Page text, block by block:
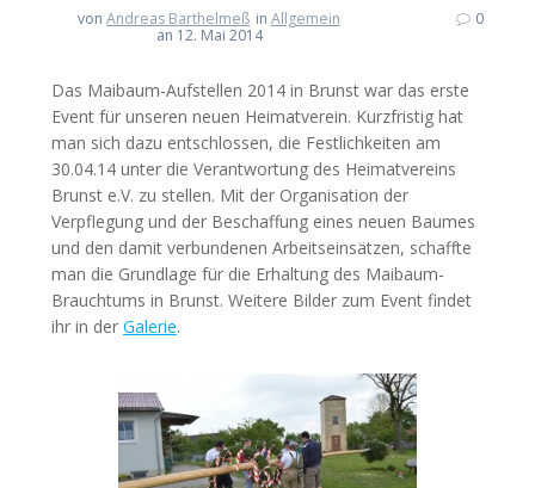
vonAndreas Barthelmeß in Allgemein
an 12. Mai 2014
0
Das Maibaum-Aufstellen 2014 in Brunst war das erste
Event für unseren neuen Heimatverein. Kurzfristig hat
man sich dazu entschlossen, die Festlichkeiten am
30.04.14 unter die Verantwortung des Heimatvereins
Brunst e.V. zu stellen. Mit der Organisation der
Verpflegung und der Beschaffung eines neuen Baumes
und den damit verbundenen Arbeitseinsätzen, schaffte
man die Grundlage für die Erhaltung des Maibaum-
Brauchtums in Brunst. Weitere Bilder zum Event findet
ihr in der Galerie.